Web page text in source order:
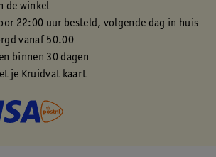
de winkel
22:00 uur besteld, volgende dag in huis
vanaf 50.00
binnen 30 dagen
je Kruidvat kaart